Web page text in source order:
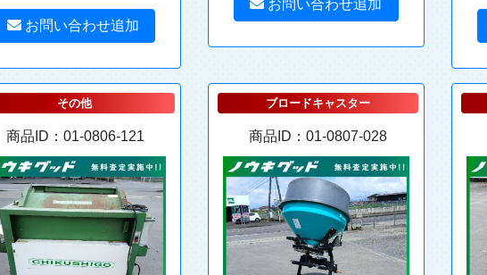
お問い合わせ追加
お問い合わせ追加
その他
商品ID：01-0806-121
ブロードキャスター
商品ID：01-0807-028